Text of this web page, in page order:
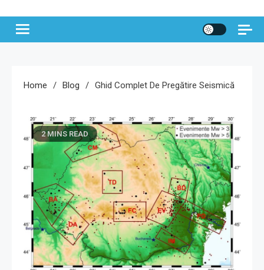
Home Blog Ghid Complet De Pregătire Seismică
2 MINS READ